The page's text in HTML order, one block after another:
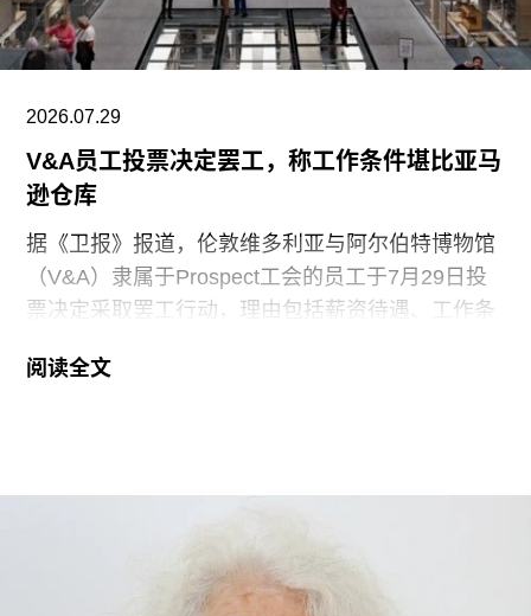
2026.07.29
V&A员工投票决定罢工，称工作条件堪比亚马
逊仓库
据《卫报》报道，伦敦维多利亚与阿尔伯特博物馆
（V&A）隶属于Prospect工会的员工于7月29日投
票决定采取罢工行动，理由包括薪资待遇、工作条
地区共运营四家博物馆，包括南肯辛顿的V&A博物
95%投票支持除罢工以外的其他行动。V&A东馆典
藏库的员工100%投票支持罢工行动。
阅读全文